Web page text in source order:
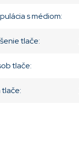
s médiom:
tlače:
tlače:
tlače: